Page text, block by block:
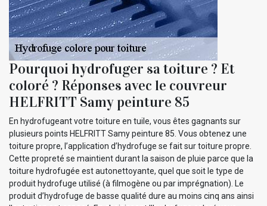
Pourquoi hydrofuger sa toiture ? Et
coloré ? Réponses avec le couvreur
HELFRITT Samy peinture 85
En hydrofugeant votre toiture en tuile, vous êtes gagnants sur
plusieurs points HELFRITT Samy peinture 85. Vous obtenez une
toiture propre, l’application d’hydrofuge se fait sur toiture propre.
Cette propreté se maintient durant la saison de pluie parce que la
toiture hydrofugée est autonettoyante, quel que soit le type de
produit hydrofuge utilisé (à filmogène ou par imprégnation). Le
produit d’hydrofuge de basse qualité dure au moins cinq ans ainsi